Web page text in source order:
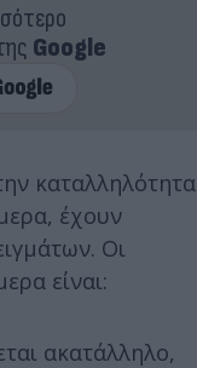
Google
καταλληλότητα
έχουν
Οι
είναι:
ακατάλληλο,